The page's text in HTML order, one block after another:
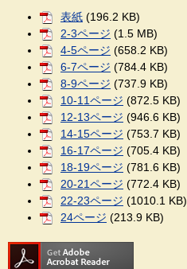
表紙 (196.2 KB)
2-3ページ (1.5 MB)
4-5ページ (658.2 KB)
6-7ページ (784.4 KB)
8-9ページ (737.9 KB)
10-11ページ (872.5 KB)
12-13ページ (946.6 KB)
14-15ページ (753.7 KB)
16-17ページ (705.4 KB)
18-19ページ (781.6 KB)
20-21ページ (772.4 KB)
22-23ページ (1010.1 KB)
24ページ (213.9 KB)